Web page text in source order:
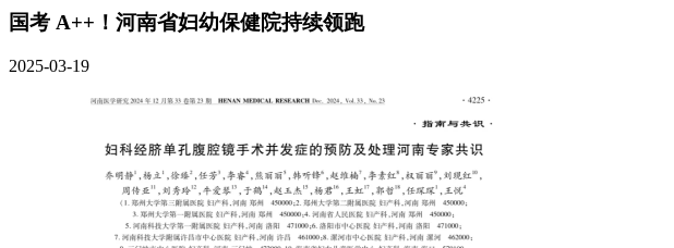
国考 A++！河南省妇幼保健院持续领跑
2025-03-19